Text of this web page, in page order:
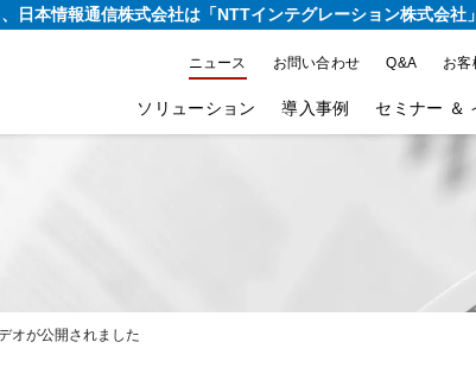
日本情報通信株式会社は「NTTインテグレーション株式会社
ニュース お問い合わせ Q&A お客
ソリューション 導入事例 セミナー ＆
オが公開されました